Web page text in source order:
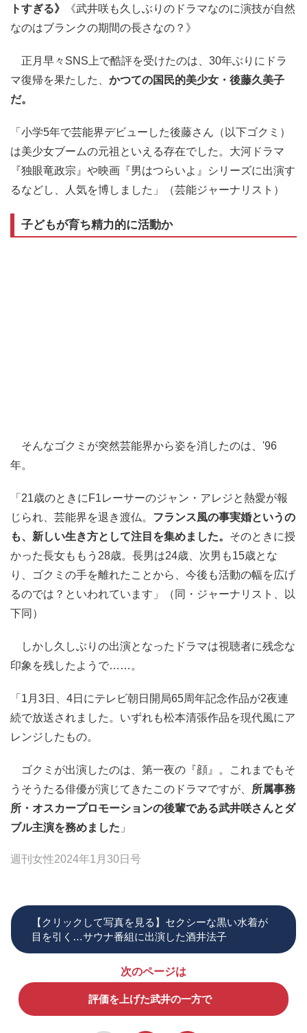
トすぎる》
《武井咲も久しぶりのドラマなのに演技が自然
なのはブランクの期間の長さなの？》
正月早々SNS上で酷評を受けたのは、30年ぶりにドラ
マ復帰を果たした、 かつての国民的美少女・後藤久美子
だ。
「小学5年で芸能界デビューした後藤さん（以下ゴクミ）
は美少女ブームの元祖といえる存在でした。大河ドラマ
『独眼竜政宗』や映画『男はつらいよ』シリーズに出演す
るなどし、人気を博しました」（芸能ジャーナリスト）
子どもが育ち精力的に活動か
そんなゴクミが突然芸能界から姿を消したのは、'96
年。
「21歳のときにF1レーサーのジャン・アレジと熱愛が報
じられ、芸能界を退き渡仏。 フランス風の事実婚というの
も、新しい生き方として注目を集めました。 そのときに授
かった長女ももう28歳。長男は24歳、次男も15歳とな
り、ゴクミの手を離れたことから、今後も活動の幅を広げ
るのでは？といわれています」（同・ジャーナリスト、以
下同）
しかし久しぶりの出演となったドラマは視聴者に残念な
印象を残したようで……。
「1月3日、4日にテレビ朝日開局65周年記念作品が2夜連
続で放送されました。いずれも松本清張作品を現代風にア
レンジしたもの。
ゴクミが出演したのは、第一夜の『顔』。これまでもそ
うそうたる俳優が演じてきたこのドラマですが、 所属事務
所・オスカープロモーションの後輩である武井咲さんとダ
ブル主演を務めました 」
週刊女性2024年1月30日号
【クリックして写真を見る】セクシーな黒い水着が
目を引く…サウナ番組に出演した酒井法子
次のページは
評価を上げた武井の一方で